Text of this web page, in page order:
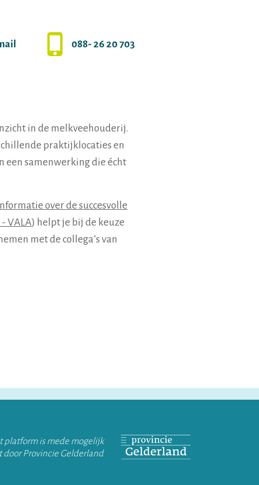
088- 26 20 703
in de melkveehouderij.
praktijklocaties en
een samenwerking die écht
over de succesvolle
VALA) helpt je bij de keuze
met de collega’s van
platform is mede mogelijk
door Provincie Gelderland